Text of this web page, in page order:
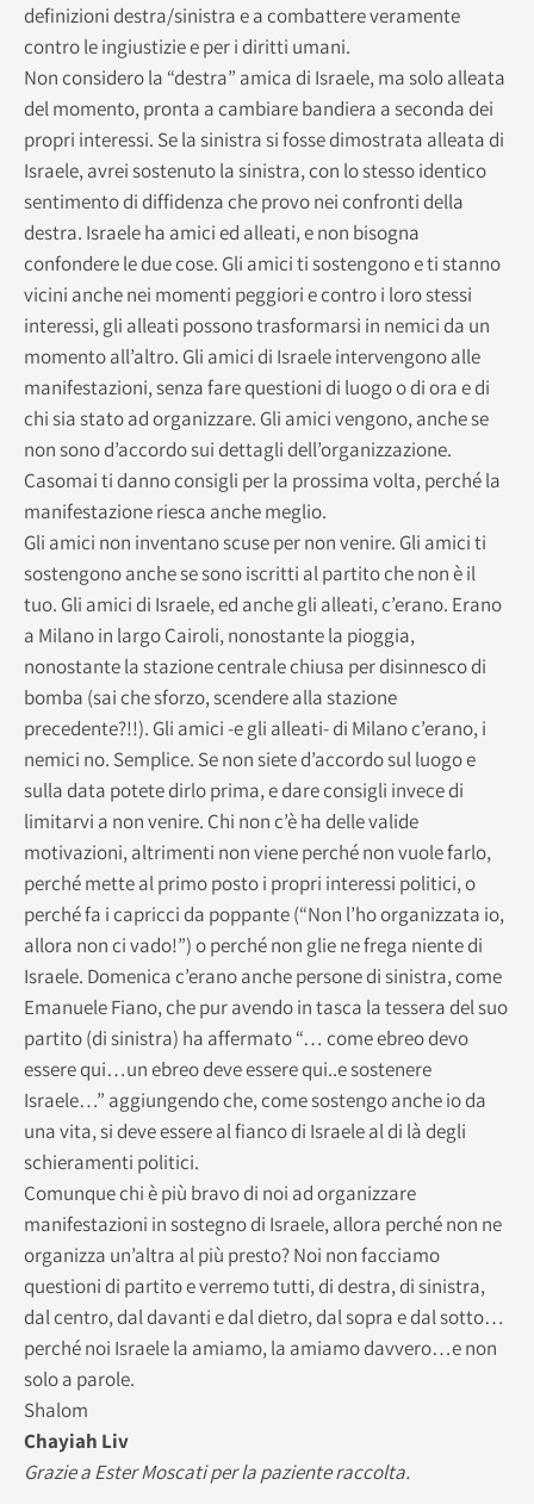
definizioni destra/sinistra e a combattere veramente
contro le ingiustizie e per i diritti umani.
Non considero la “destra” amica di Israele, ma solo alleata
del momento, pronta a cambiare bandiera a seconda dei
propri interessi. Se la sinistra si fosse dimostrata alleata di
Israele, avrei sostenuto la sinistra, con lo stesso identico
sentimento di diffidenza che provo nei confronti della
destra. Israele ha amici ed alleati, e non bisogna
confondere le due cose. Gli amici ti sostengono e ti stanno
vicini anche nei momenti peggiori e contro i loro stessi
interessi, gli alleati possono trasformarsi in nemici da un
momento all’altro. Gli amici di Israele intervengono alle
manifestazioni, senza fare questioni di luogo o di ora e di
chi sia stato ad organizzare. Gli amici vengono, anche se
non sono d’accordo sui dettagli dell’organizzazione.
Casomai ti danno consigli per la prossima volta, perché la
manifestazione riesca anche meglio.
Gli amici non inventano scuse per non venire. Gli amici ti
sostengono anche se sono iscritti al partito che non è il
tuo. Gli amici di Israele, ed anche gli alleati, c’erano. Erano
a Milano in largo Cairoli, nonostante la pioggia,
nonostante la stazione centrale chiusa per disinnesco di
bomba (sai che sforzo, scendere alla stazione
precedente?!!). Gli amici -e gli alleati- di Milano c’erano, i
nemici no. Semplice. Se non siete d’accordo sul luogo e
sulla data potete dirlo prima, e dare consigli invece di
limitarvi a non venire. Chi non c’è ha delle valide
motivazioni, altrimenti non viene perché non vuole farlo,
perché mette al primo posto i propri interessi politici, o
perché fa i capricci da poppante (“Non l’ho organizzata io,
allora non ci vado!”) o perché non glie ne frega niente di
Israele. Domenica c’erano anche persone di sinistra, come
Emanuele Fiano, che pur avendo in tasca la tessera del suo
partito (di sinistra) ha affermato “… come ebreo devo
essere qui…un ebreo deve essere qui..e sostenere
Israele…” aggiungendo che, come sostengo anche io da
una vita, si deve essere al fianco di Israele al di là degli
schieramenti politici.
Comunque chi è più bravo di noi ad organizzare
manifestazioni in sostegno di Israele, allora perché non ne
organizza un’altra al più presto? Noi non facciamo
questioni di partito e verremo tutti, di destra, di sinistra,
dal centro, dal davanti e dal dietro, dal sopra e dal sotto…
perché noi Israele la amiamo, la amiamo davvero…e non
solo a parole.
Shalom
Chayiah Liv
Grazie a Ester Moscati per la paziente raccolta.